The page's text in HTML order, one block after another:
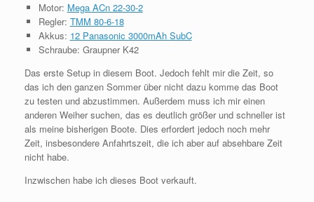
Motor: Mega ACn 22-30-2
Regler: TMM 80-6-18
Akkus: 12 Panasonic 3000mAh SubC
Schraube: Graupner K42
Das erste Setup in diesem Boot. Jedoch fehlt mir die Zeit, so
das ich den ganzen Sommer über nicht dazu komme das Boot
zu testen und abzustimmen. Außerdem muss ich mir einen
anderen Weiher suchen, das es deutlich größer und schneller ist
als meine bisherigen Boote. Dies erfordert jedoch noch mehr
Zeit, insbesondere Anfahrtszeit, die ich aber auf absehbare Zeit
nicht habe.
Inzwischen habe ich dieses Boot verkauft.